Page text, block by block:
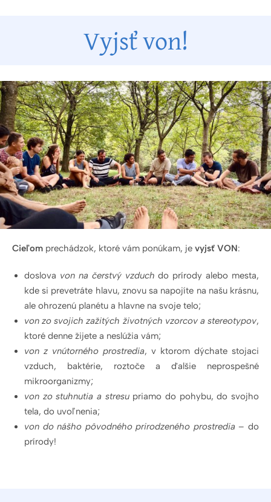
Vyjsť von!
Cieľom prechádzok, ktoré vám ponúkam, je vyjsť VON:
doslova von na čerstvý vzduch do prírody alebo mesta,
kde si prevetráte hlavu, znovu sa napojíte na našu krásnu,
ale ohrozenú planétu a hlavne na svoje telo;
von zo svojich zažitých životných vzorcov a stereotypov,
ktoré denne žijete a neslúžia vám;
von z vnútorného prostredia, v ktorom dýchate stojaci
vzduch, baktérie, roztoče a ďalšie neprospešné
mikroorganizmy;
von zo stuhnutia a stresu priamo do pohybu, do svojho
tela, do uvoľnenia;
von do nášho pôvodného prirodzeného prostredia– do
prírody!